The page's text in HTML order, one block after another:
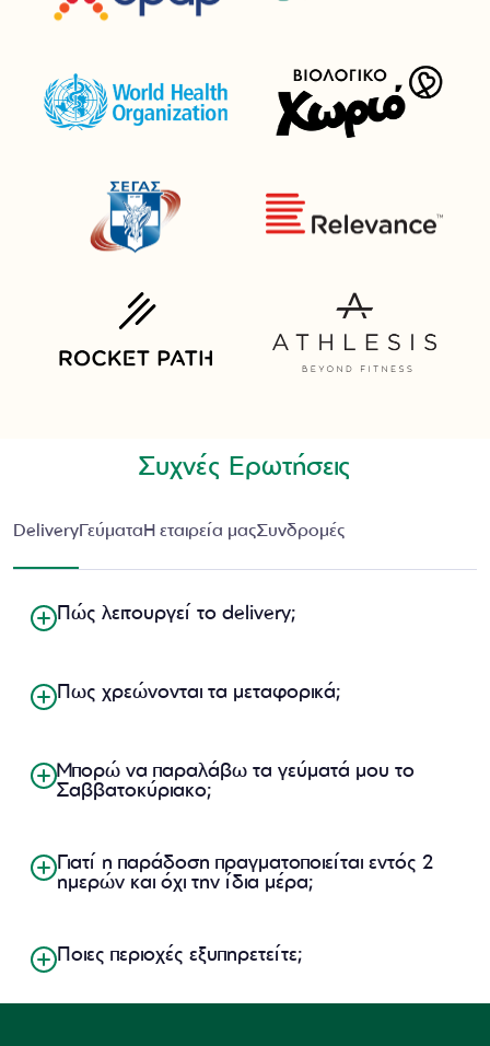
Συχνές Ερωτήσεις
Delivery ΓεύματαΗ εταιρεία μαςΣυνδρομές
Πώς λειτουργεί το delivery;
Πως χρεώνονται τα μεταφορικά;
Μπορώ να παραλάβω τα γεύματά μου το
Σαββατοκύριακο;
Γιατί η παράδοση πραγματοποιείται εντός 2
ημερών και όχι την ίδια μέρα;
Ποιες περιοχές εξυπηρετείτε;